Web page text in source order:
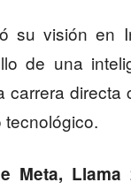
su visión en
de una
carrera
Meta,